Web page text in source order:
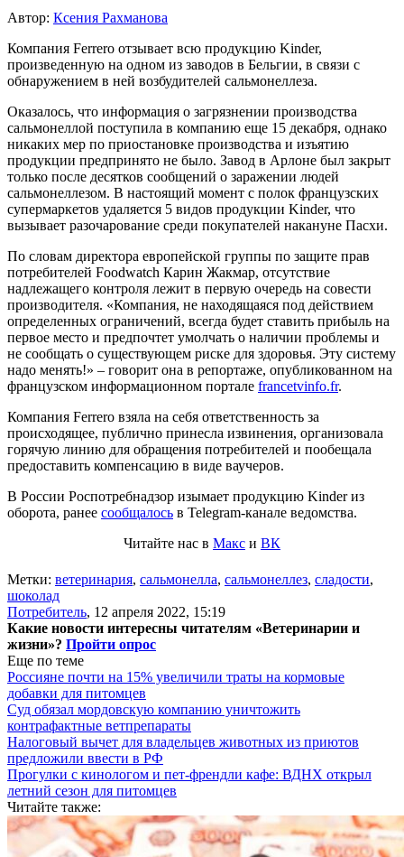
Автор: Ксения Рахманова
Компания Ferrero отзывает всю продукцию Kinder,
произведенную на одном из заводов в Бельгии, в связи с
обнаружением в ней возбудителей сальмонеллеза.
Оказалось, что информация о загрязнении производства
сальмонеллой поступила в компанию еще 15 декабря, однако
никаких мер по приостановке производства и изъятию
продукции предпринято не было. Завод в Арлоне был закрыт
только после десятков сообщений о заражении людей
сальмонеллезом. В настоящий момент с полок французских
супермаркетов удаляется 5 видов продукции Kinder, что
вызывает разочарование среди покупателей накануне Пасхи.
По словам директора европейской группы по защите прав
потребителей Foodwatch Карин Жакмар, отсутствие
надлежащего контроля лежит в первую очередь на совести
производителя. «Компания, не находящаяся под действием
определенных ограничений, всегда будет ставить прибыль на
первое место и предпочтет умолчать о наличии проблемы и
не сообщать о существующем риске для здоровья. Эту систему
надо менять!» – говорит она в репортаже, опубликованном на
французском информационном портале francetvinfo.fr.
Компания Ferrero взяла на себя ответственность за
происходящее, публично принесла извинения, организовала
горячую линию для обращения потребителей и пообещала
предоставить компенсацию в виде ваучеров.
В России Роспотребнадзор изымает продукцию Kinder из
оборота, ранее сообщалось в Telegram-канале ведомства.
Читайте нас в Макс и ВК
Метки: ветеринария, сальмонелла, сальмонеллез, сладости,
шоколад
Потребитель, 12 апреля 2022, 15:19
Какие новости интересны читателям «Ветеринарии и
жизни»? Пройти опрос
Еще по теме
Россияне почти на 15% увеличили траты на кормовые
добавки для питомцев
Суд обязал мордовскую компанию уничтожить
контрафактные ветпрепараты
Налоговый вычет для владельцев животных из приютов
предложили ввести в РФ
Прогулки с кинологом и пет-френдли кафе: ВДНХ открыл
летний сезон для питомцев
Читайте также: